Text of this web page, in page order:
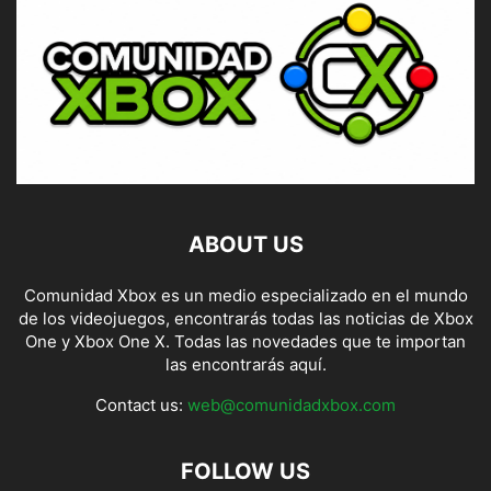
ABOUT US
Comunidad Xbox es un medio especializado en el mundo
de los videojuegos, encontrarás todas las noticias de Xbox
One y Xbox One X. Todas las novedades que te importan
las encontrarás aquí.
Contact us: web@comunidadxbox.com
FOLLOW US